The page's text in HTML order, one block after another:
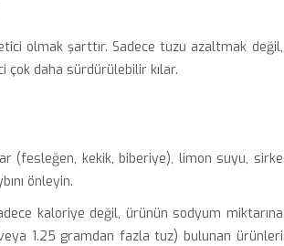
olmak şarttır. Sadece tuzu azaltmak değil,
çok daha sürdürülebilir kılar.
(fesleğen, kekik, biberiye), limon suyu, sirke
önleyin.
kaloriye değil, ürünün sodyum miktarına
1.25 gramdan fazla tuz) bulunan ürünleri